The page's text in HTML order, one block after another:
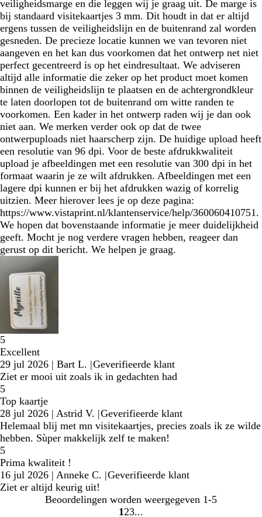
veiligheidsmarge en die leggen wij je graag uit. De marge is
bij standaard visitekaartjes 3 mm. Dit houdt in dat er altijd
ergens tussen de veiligheidslijn en de buitenrand zal worden
gesneden. De precieze locatie kunnen we van tevoren niet
aangeven en het kan dus voorkomen dat het ontwerp net niet
perfect gecentreerd is op het eindresultaat. We adviseren
altijd alle informatie die zeker op het product moet komen
binnen de veiligheidslijn te plaatsen en de achtergrondkleur
te laten doorlopen tot de buitenrand om witte randen te
voorkomen. Een kader in het ontwerp raden wij je dan ook
niet aan. We merken verder ook op dat de twee
ontwerpuploads niet haarscherp zijn. De huidige upload heeft
een resolutie van 96 dpi. Voor de beste afdrukkwaliteit
upload je afbeeldingen met een resolutie van 300 dpi in het
formaat waarin je ze wilt afdrukken. Afbeeldingen met een
lagere dpi kunnen er bij het afdrukken wazig of korrelig
uitzien. Meer hierover lees je op deze pagina:
https://www.vistaprint.nl/klantenservice/help/360060410751.
We hopen dat bovenstaande informatie je meer duidelijkheid
geeft. Mocht je nog verdere vragen hebben, reageer dan
gerust op dit bericht. We helpen je graag.
5
Excellent
29 jul 2026 | Bart L. |Geverifieerde klant
Ziet er mooi uit zoals ik in gedachten had
5
Top kaartje
28 jul 2026 | Astrid V. |Geverifieerde klant
Helemaal blij met mn visitekaartjes, precies zoals ik ze wilde
hebben. Sùper makkelijk zelf te maken!
5
Prima kwaliteit !
16 jul 2026 | Anneke C. |Geverifieerde klant
Ziet er altijd keurig uit!
Beoordelingen worden weergegeven 1-5
123